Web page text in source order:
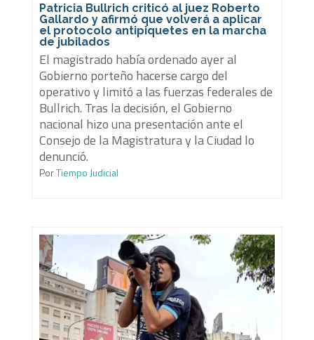
Patricia Bullrich criticó al juez Roberto
Gallardo y afirmó que volverá a aplicar
el protocolo antipiquetes en la marcha
de jubilados
El magistrado había ordenado ayer al
Gobierno porteño hacerse cargo del
operativo y limitó a las fuerzas federales de
Bullrich. Tras la decisión, el Gobierno
nacional hizo una presentación ante el
Consejo de la Magistratura y la Ciudad lo
denunció.
PorTiempo Judicial